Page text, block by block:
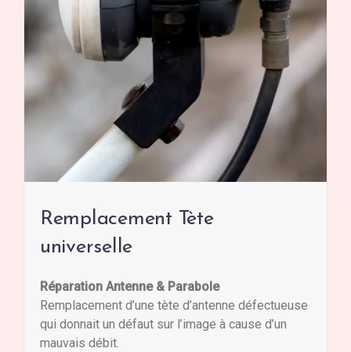
Remplacement Tète
universelle
Réparation Antenne & Parabole
Remplacement d’une tète d’antenne défectueuse
qui donnait un défaut sur l’image à cause d’un
mauvais débit.